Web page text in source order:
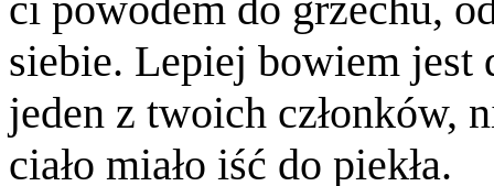
siebie. Lepiej bowiem jest
jeden z twoich członków,
ciało miało iść do piekła.